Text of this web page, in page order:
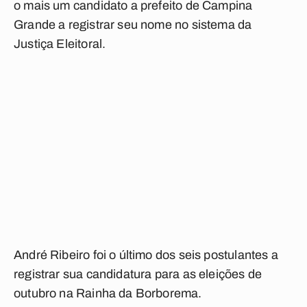
o mais um candidato a prefeito de Campina
Grande a registrar seu nome no sistema da
Justiça Eleitoral.
André Ribeiro foi o último dos seis postulantes a
registrar sua candidatura para as eleições de
outubro na Rainha da Borborema.